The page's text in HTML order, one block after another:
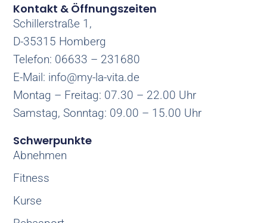
Schwerpunkte
Abnehmen
Fitness
Kurse
Kontakt & Öffnungszeiten
Schillerstraße 1,
D-35315 Homberg
Telefon: 06633 – 231680
E-Mail: info@my-la-vita.de
Montag – Freitag: 07.30 – 22.00 Uhr
Samstag, Sonntag: 09.00 – 15.00 Uhr